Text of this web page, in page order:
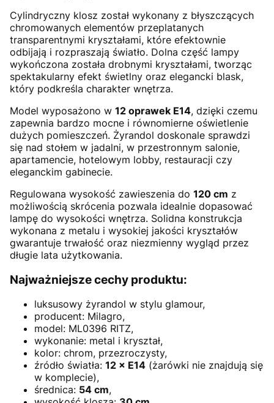
Cylindryczny klosz został wykonany z błyszczących
chromowanych elementów przeplatanych
transparentnymi kryształami, które efektownie
odbijają i rozpraszają światło. Dolna część lampy
wykończona została drobnymi kryształami, tworząc
spektakularny efekt świetlny oraz elegancki blask,
który podkreśla charakter wnętrza.
Model wyposażono w 12 oprawek E14, dzięki czemu
zapewnia bardzo mocne i równomierne oświetlenie
dużych pomieszczeń. Żyrandol doskonale sprawdzi
się nad stołem w jadalni, w przestronnym salonie,
apartamencie, hotelowym lobby, restauracji czy
eleganckim gabinecie.
Regulowana wysokość zawieszenia do 120 cm z
możliwością skrócenia pozwala idealnie dopasować
lampę do wysokości wnętrza. Solidna konstrukcja
wykonana z metalu i wysokiej jakości kryształów
gwarantuje trwałość oraz niezmienny wygląd przez
długie lata użytkowania.
Najważniejsze cechy produktu:
luksusowy żyrandol w stylu glamour,
producent: Milagro,
model: ML0396 RITZ,
wykonanie: metal i kryształ,
kolor: chrom, przezroczysty,
źródło światła: 12 × E14 (żarówki nie znajdują się
w komplecie),
średnica: 54 cm,